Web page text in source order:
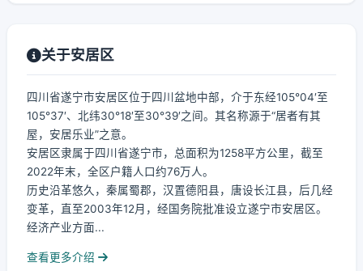
关于安居区
四川省遂宁市安居区位于四川盆地中部，介于东经105°04′至
105°37′、北纬30°18′至30°39′之间。其名称源于“居者有其
屋，安居乐业”之意。
安居区隶属于四川省遂宁市，总面积为1258平方公里，截至
2022年末，全区户籍人口约76万人。
历史沿革悠久，秦属蜀郡，汉置德阳县，唐设长江县，后几经
变革，直至2003年12月，经国务院批准设立遂宁市安居区。
经济产业方面...
查看更多介绍